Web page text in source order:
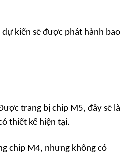
dự kiến sẽ được phát hành bao
trang bị chip M5, đây sẽ là
thiết kế hiện tại.
chip M4, nhưng không có